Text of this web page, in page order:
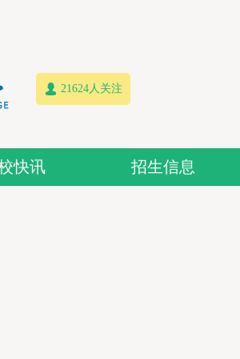
21624人关注
快讯 招生信息